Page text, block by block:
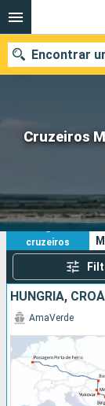
Cruzeiros
Encontrar
Quando ir?
Data de
Cidades
3
cruzeiros
AmaVerde